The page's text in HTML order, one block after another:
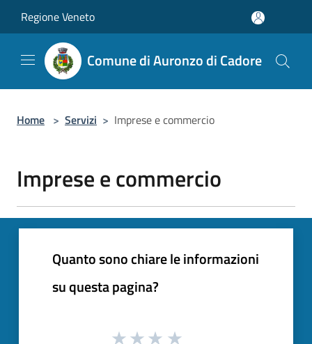
Regione Veneto
Comune di Auronzo di Cadore
Home > Servizi > Imprese e commercio
Imprese e commercio
Quanto sono chiare le informazioni
su questa pagina?